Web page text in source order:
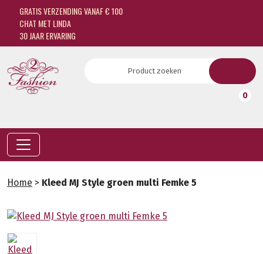
GRATIS VERZENDING VANAF € 100
CHAT MET LINDA
30 JAAR ERVARING
0
Home > Kleed MJ Style groen multi Femke 5